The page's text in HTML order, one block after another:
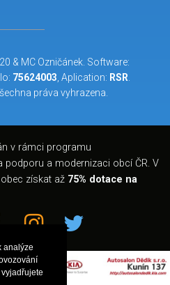
analýze
& MC Ozničánek . Software:
75624003 , Aplication: RSR
práva vyhrazena.
v rámci programu
podporu a modernizaci obcí ČR. V
získat až 75% dotace na